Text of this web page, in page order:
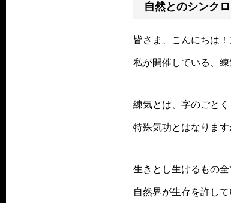
自然とのシンク
皆さま、こんにちは
私が開催している、
練気とは、字のごと
特殊気功とはなりま
生きとし生けるもの
自然界が生存を許し